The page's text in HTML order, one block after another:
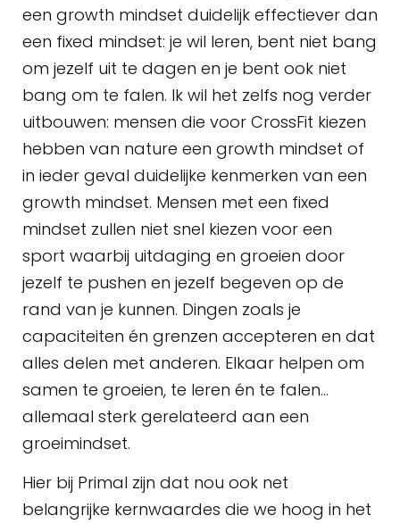
een growth mindset duidelijk effectiever dan
een fixed mindset: je wil leren, bent niet bang
om jezelf uit te dagen en je bent ook niet
bang om te falen. Ik wil het zelfs nog verder
uitbouwen: mensen die voor CrossFit kiezen
hebben van nature een growth mindset of
in ieder geval duidelijke kenmerken van een
growth mindset. Mensen met een fixed
mindset zullen niet snel kiezen voor een
sport waarbij uitdaging en groeien door
jezelf te pushen en jezelf begeven op de
rand van je kunnen. Dingen zoals je
capaciteiten én grenzen accepteren en dat
alles delen met anderen. Elkaar helpen om
samen te groeien, te leren én te falen…
allemaal sterk gerelateerd aan een
groeimindset.
Hier bij Primal zijn dat nou ook net
belangrijke kernwaardes die we hoog in het